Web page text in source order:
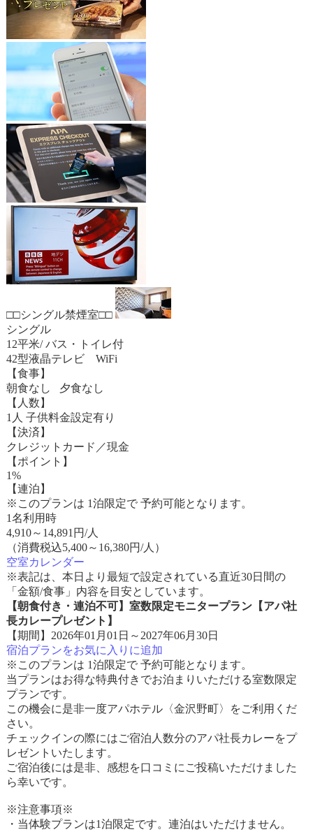
□□シングル禁煙室□□
シングル
12平米/ バス・トイレ付
42型液晶テレビ WiFi
【食事】
朝食なし 夕食なし
【人数】
1人 子供料金設定有り
【決済】
クレジットカード／現金
【ポイント】
1%
【連泊】
※このプランは 1泊限定で 予約可能となります。
1名利用時
4,910～ 14,891 円/人
（消費税込5,400～16,380円/人）
空室カレンダー
※表記は、本日より最短で設定されている直近30日間の
「金額/食事」内容を目安としています。
【朝食付き・連泊不可】室数限定モニタープラン【アパ社
長カレープレゼント】
【期間】2026年01月01日～2027年06月30日
宿泊プランをお気に入りに追加
※このプランは 1泊限定で 予約可能となります。
当プランはお得な特典付きでお泊まりいただける室数限定
プランです。
この機会に是非一度アパホテル〈金沢野町〉をご利用くだ
さい。
チェックインの際にはご宿泊人数分のアパ社長カレーをプ
レゼントいたします。
ご宿泊後には是非、感想を口コミにご投稿いただけました
ら幸いです。
※注意事項※
・当体験プランは1泊限定です。連泊はいただけません。